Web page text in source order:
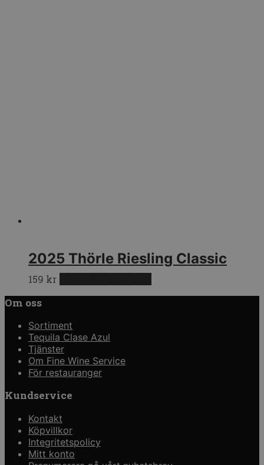
2025 Thörle Riesling Classic
159 kr
Om oss
Sortiment
Tequila Clase Azul
Tjänster
Om Fine Wine Service
För restauranger
Kundservice
Kontakt
Köpvillkor
Integritetspolicy
Mitt konto